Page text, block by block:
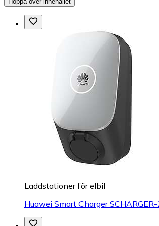
Laddstationer för elbil
Huawei Smart Charger